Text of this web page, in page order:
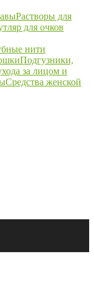
Растворы для
для очков
нити
Подгузники,
за лицом и
Средства женской